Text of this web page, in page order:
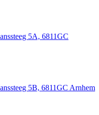
5A, 6811GC
5B, 6811GC Arnhem